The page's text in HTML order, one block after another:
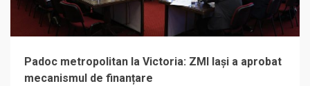
Padoc metropolitan la Victoria: ZMI Iași a aprobat
mecanismul de finanțare